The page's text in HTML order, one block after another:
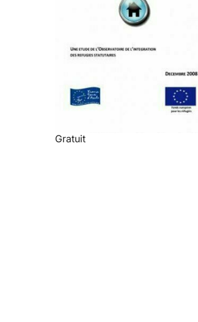
Gratuit